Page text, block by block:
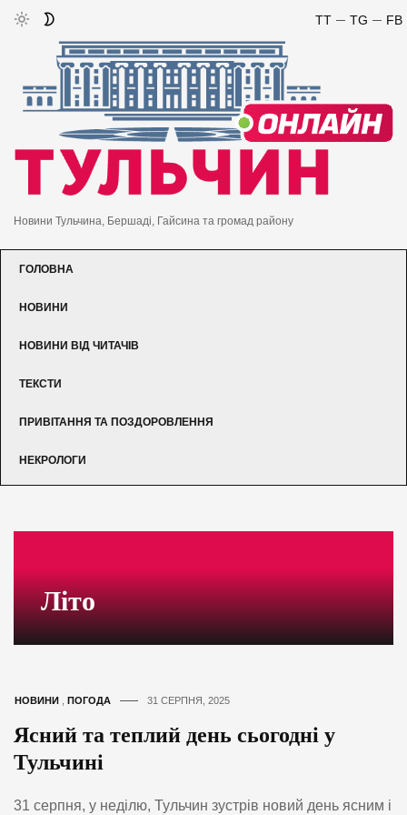
FB
TG
TT
Новини Тульчина, Бершаді, Гайсина та громад району
ГОЛОВНА
НОВИНИ
НОВИНИ ВІД ЧИТАЧІВ
ТЕКСТИ
ПРИВІТАННЯ ТА ПОЗДОРОВЛЕННЯ
НЕКРОЛОГИ
Літо
НОВИНИ ПОГОДА 31 СЕРПНЯ, 2025
Ясний та теплий день сьогодні у
Тульчині
31 серпня, у неділю, Тульчин зустрів новий день ясним і